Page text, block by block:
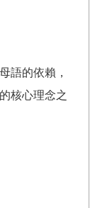
語的依賴，
核心理念之